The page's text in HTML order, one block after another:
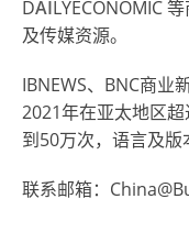
DAILYECONOMIC
及传媒资源。
IBNEWS、BNC商业
2021年在亚太地区
到50万次，语言及版
联系邮箱：